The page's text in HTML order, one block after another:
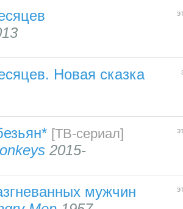
Новая сказка
[ТВ-сериал]
2015-
мужчин